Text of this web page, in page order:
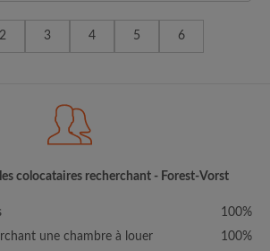
2 3 4 5 6
colocataires recherchant - Forest-Vorst
100%
une chambre à louer
100%